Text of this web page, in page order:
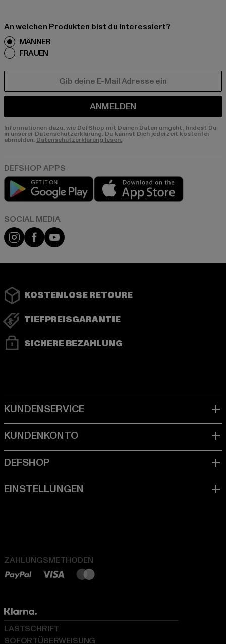
An welchen Produkten bist du interessiert?
MÄNNER
FRAUEN
ANMELDEN
Informationen dazu, wie DefShop mit Deinen Daten umgeht, findest Du
in unserer Datenschutzerklärung. Du kannst Dich jederzeit kostenfei
abmelden. Datenschutzerklärung lesen.
Play market
Instagram
FacebookYouTube
KOSTENLOSE RETOURE
TIEFPREISGARANTIE
SICHERE BEZAHLUNG
ZAHLUNGSMETHODEN
LASTSCHRIFT
SOFORTÜBERWEISUNG